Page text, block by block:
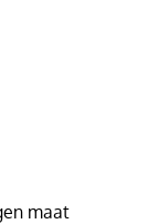
maat